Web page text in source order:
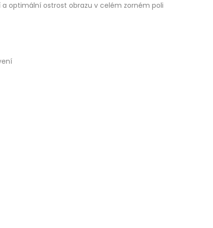
optimální ostrost obrazu v celém zorném poli